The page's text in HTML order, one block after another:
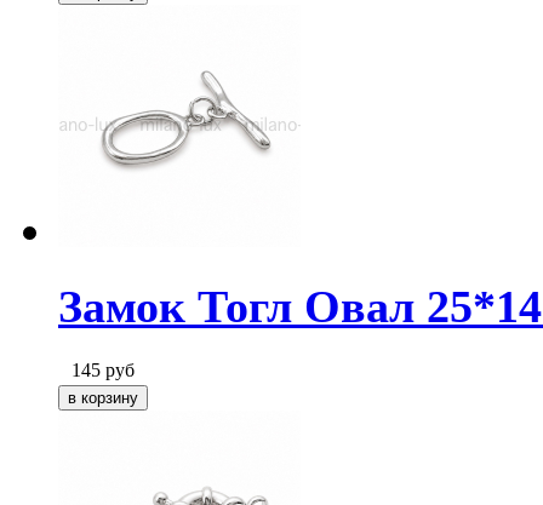
Замок Тогл Овал
145 руб